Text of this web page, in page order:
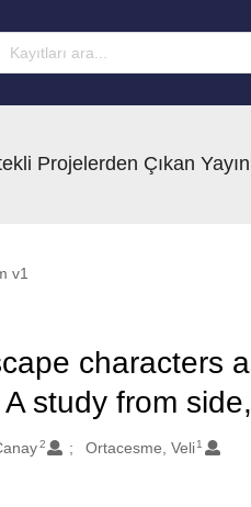
Projelerden Çıkan
v1
characters
study from
2 Ortacesme, Veli1